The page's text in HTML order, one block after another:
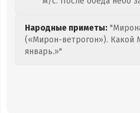
Народные приметы:
(«Мирон-ветрогон»). Какой
январь.»"